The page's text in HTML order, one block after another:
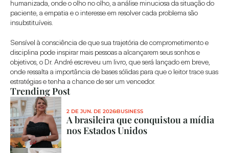
humanizada, onde o olho no olho, a análise minuciosa da situação do
paciente, a empatia e o interesse em resolver cada problema são
insubstituíveis.
Sensível à consciência de que sua trajetória de comprometimento e
disciplina pode inspirar mais pessoas a alcançarem seus sonhos e
objetivos, o Dr. André escreveu um livro, que será lançado em breve,
onde ressalta a importância de bases sólidas para que o leitor trace suas
estratégias e tenha a chance de ser um vencedor.
Trending Post
2 DE JUN. DE 2026 BUSINESS
A brasileira que conquistou a mídia
nos Estados Unidos